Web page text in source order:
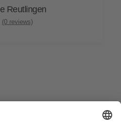
Reutlingen
(0 reviews)